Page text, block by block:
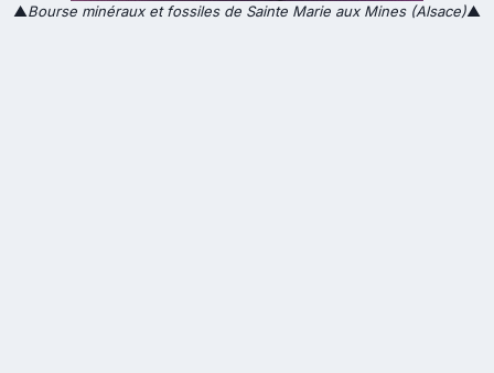
▲Bourse minéraux et fossiles de Sainte Marie aux Mines (Alsace)▲